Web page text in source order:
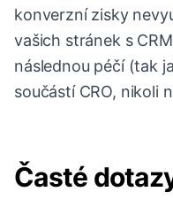
konverzní zisky
vašich stránek s
následnou péčí (tak
součástí CRO, nikoli
Časté